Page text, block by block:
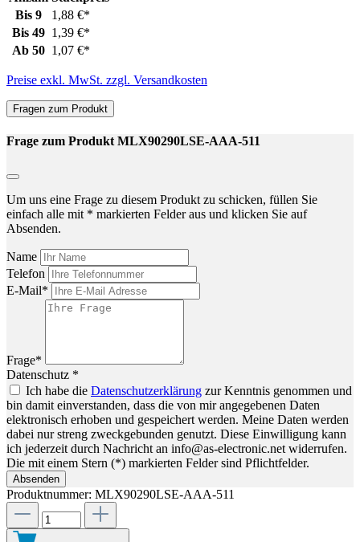
Bis 9
1,88 €*
Bis 49 1,39 €*
Ab 50 1,07 €*
Preise exkl. MwSt. zzgl. Versandkosten
Fragen zum Produkt
Frage zum Produkt MLX90290LSE-AAA-511
Um uns eine Frage zu diesem Produkt zu schicken, füllen Sie
einfach alle mit * markierten Felder aus und klicken Sie auf
Absenden.
Name
Telefon
E-Mail*
Frage*
Datenschutz *
Ich habe die Datenschutzerklärung zur Kenntnis genommen und
bin damit einverstanden, dass die von mir angegebenen Daten
elektronisch erhoben und gespeichert werden. Meine Daten werden
dabei nur streng zweckgebunden genutzt. Diese Einwilligung kann
ich jederzeit durch Nachricht an info@as-electronic.net widerrufen.
Die mit einem Stern (*) markierten Felder sind Pflichtfelder.
Absenden
Produktnummer: MLX90290LSE-AAA-511